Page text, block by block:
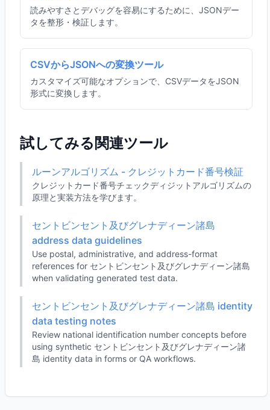
読みやすさとデバッグを容易にするために、JSONデー
タを整形・検証します。
CSVからJSONへの変換ツール
カスタマイズ可能なオプションで、CSVデータをJSON
形式に変換します。
試してみる関連ツール
ルーンアルゴリズム - クレジットカード番号検証
クレジットカード番号チェックディジットアルゴリズムの
原理と実装方法を学びます。
セントビンセント及びグレナディーン諸島
address data guidelines
Use postal, administrative, and address-format
references for セントビンセント及びグレナディーン諸島
when validating generated test data.
セントビンセント及びグレナディーン諸島 identity
data testing notes
Review national identification number concepts before
using synthetic セントビンセント及びグレナディーン諸
島 identity data in forms or QA workflows.